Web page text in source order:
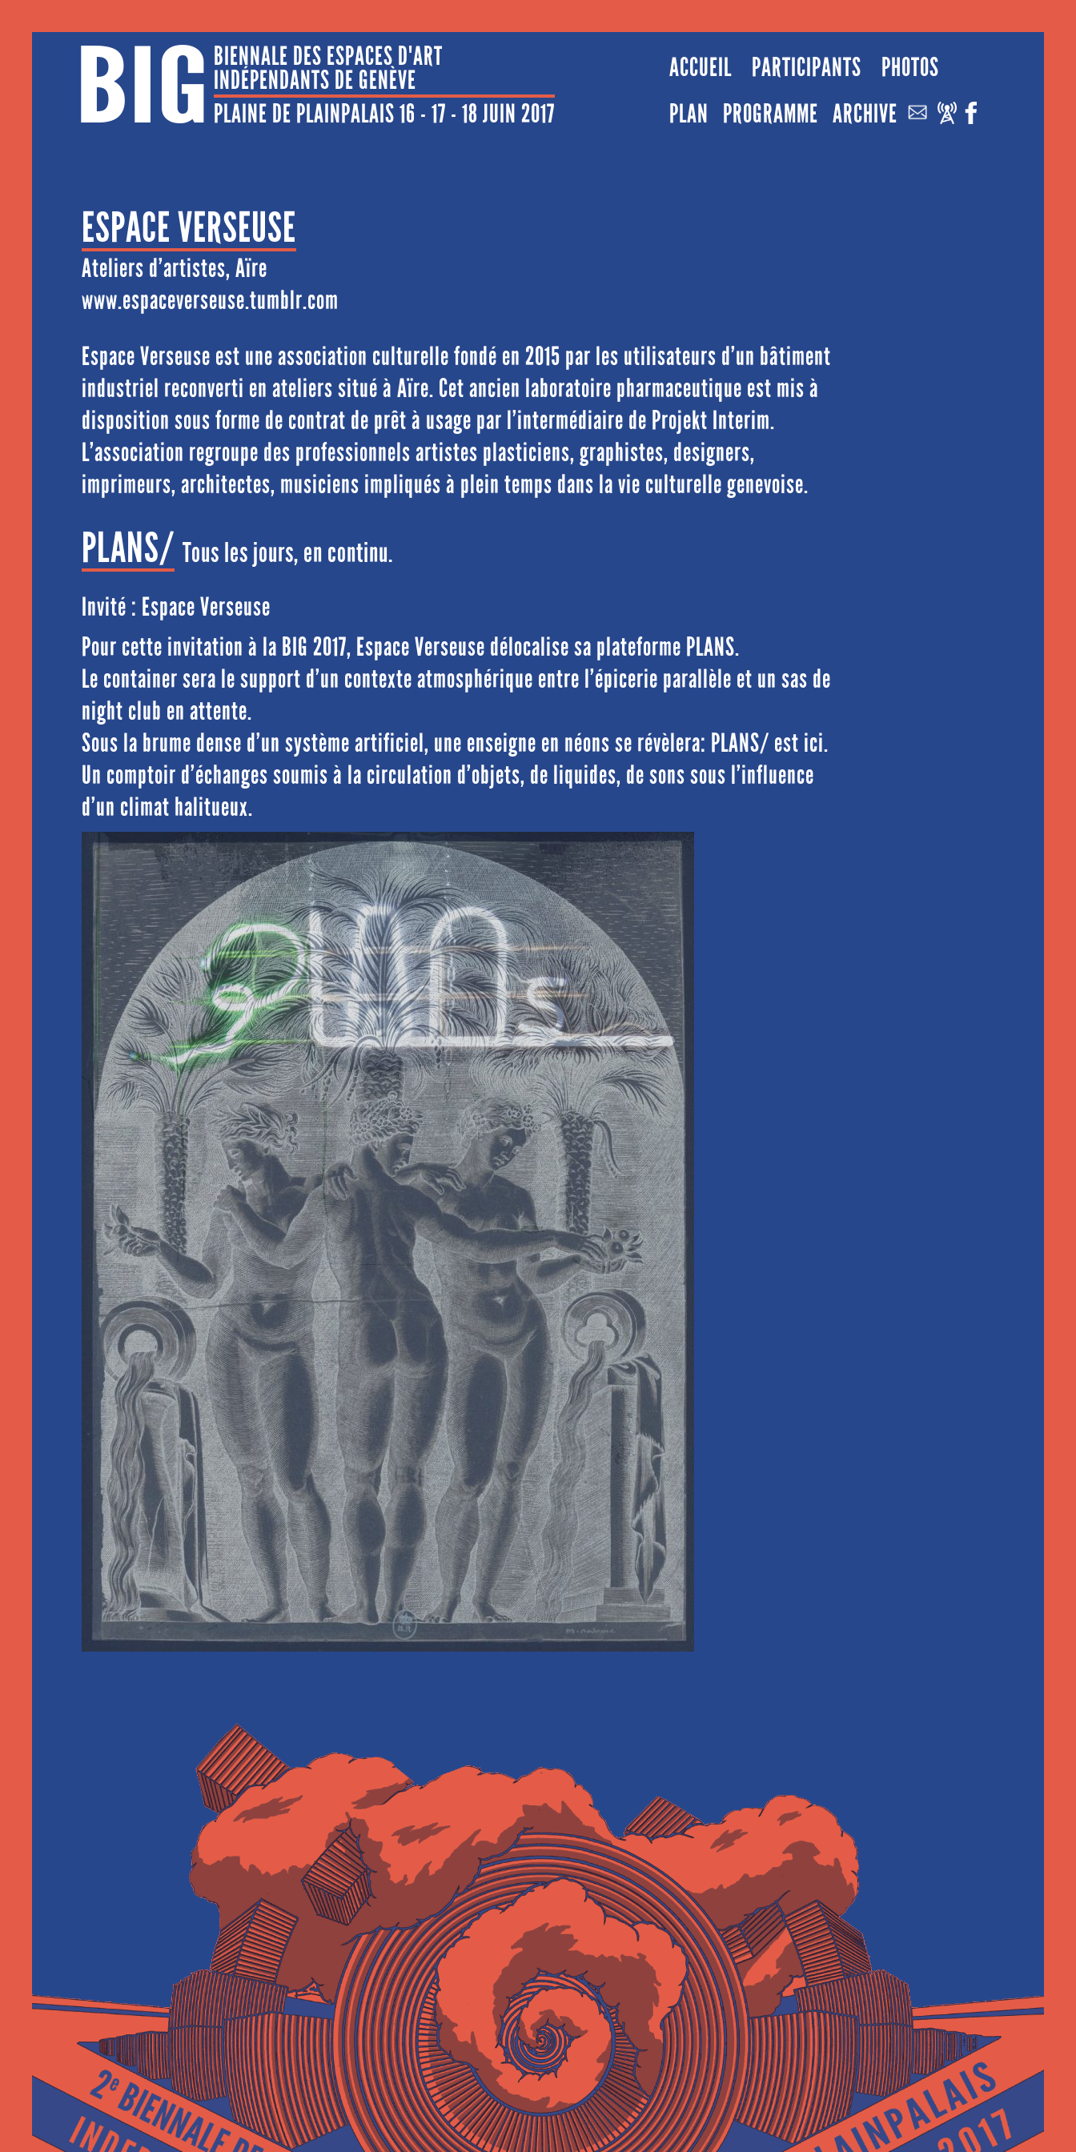
BIG BIENNALE DES ESPACES D'ART
INDÉPENDANTS DE GENÈVE
PLAINE DE PLAINPALAIS 16 - 17 - 18 JUIN 2017
ACCUEIL PARTICIPANTS
PHOTOS
PLAN PROGRAMME ARCHIVE
ESPACE VERSEUSE
Ateliers d’artistes, Aïre
www.espaceverseuse.tumblr.com
Espace Verseuse est une association culturelle fondé en 2015 par les utilisateurs d’un bâtiment
industriel reconverti en ateliers situé à Aïre. Cet ancien laboratoire pharmaceutique est mis à
disposition sous forme de contrat de prêt à usage par l’intermédiaire de Projekt Interim.
L’association regroupe des professionnels artistes plasticiens, graphistes, designers,
imprimeurs, architectes, musiciens impliqués à plein temps dans la vie culturelle genevoise.
PLANS/ Tous les jours, en continu.
Invité : Espace Verseuse
Pour cette invitation à la BIG 2017, Espace Verseuse délocalise sa plateforme PLANS.
Le container sera le support d’un contexte atmosphérique entre l’épicerie parallèle et un sas de
night club en attente.
Sous la brume dense d’un système artificiel, une enseigne en néons se révèlera: PLANS/ est ici.
Un comptoir d’échanges soumis à la circulation d’objets, de liquides, de sons sous l’influence
d’un climat halitueux.